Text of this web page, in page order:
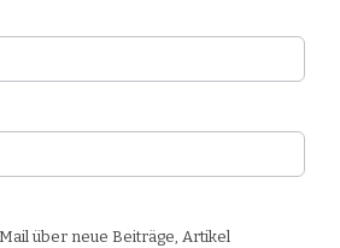
über neue Beiträge, Artikel